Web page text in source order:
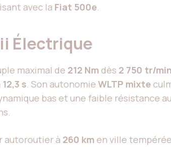
avec la Fiat 500e.
Électrique
maximal de 212 Nm dès 2 750 tr/min
12,3 s. Son autonomie WLTP mixte
bas et une faible résistance
autoroutier à 260 km en ville